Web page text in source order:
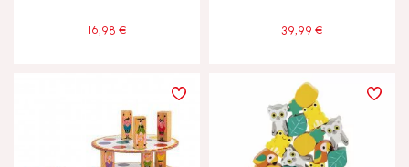
CARATTERISTICHE
16,98 € 39,99 €